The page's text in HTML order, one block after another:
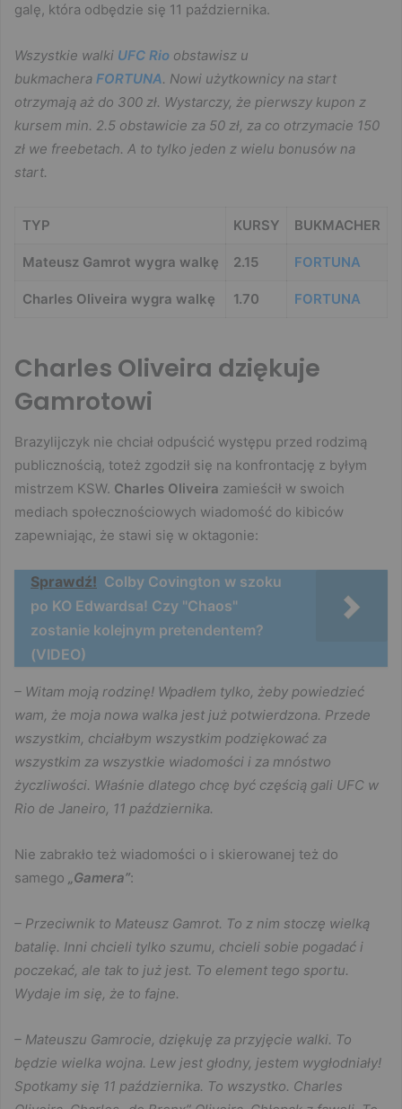
galę, która odbędzie się 11 października.
Wszystkie walki UFC Rio obstawisz u
bukmachera FORTUNA. Nowi użytkownicy na start
otrzymają aż do 300 zł. Wystarczy, że pierwszy kupon z
kursem min. 2.5 obstawicie za 50 zł, za co otrzymacie 150
zł we freebetach. A to tylko jeden z wielu bonusów na
start.
TYP KURSY BUKMACHER
Mateusz Gamrot wygra walkę 2.15 FORTUNA
Charles Oliveira wygra walkę 1.70 FORTUNA
Charles Oliveira dziękuje
Gamrotowi
Brazylijczyk nie chciał odpuścić występu przed rodzimą
publicznością, toteż zgodził się na konfrontację z byłym
mistrzem KSW. Charles Oliveira zamieścił w swoich
mediach społecznościowych wiadomość do kibiców
zapewniając, że stawi się w oktagonie:
Sprawdź! Colby Covington w szoku
po KO Edwardsa! Czy "Chaos"
zostanie kolejnym pretendentem?
(VIDEO)
– Witam moją rodzinę! Wpadłem tylko, żeby powiedzieć
wam, że moja nowa walka jest już potwierdzona. Przede
wszystkim, chciałbym wszystkim podziękować za
wszystkim za wszystkie wiadomości i za mnóstwo
życzliwości. Właśnie dlatego chcę być częścią gali UFC w
Rio de Janeiro, 11 października.
Nie zabrakło też wiadomości o i skierowanej też do
samego
„Gamera”:
– Przeciwnik to Mateusz Gamrot. To z nim stoczę wielką
batalię. Inni chcieli tylko szumu, chcieli sobie pogadać i
poczekać, ale tak to już jest. To element tego sportu.
Wydaje im się, że to fajne.
– Mateuszu Gamrocie, dziękuję za przyjęcie walki. To
będzie wielka wojna. Lew jest głodny, jestem wygłodniały!
Spotkamy się 11 października. To wszystko. Charles